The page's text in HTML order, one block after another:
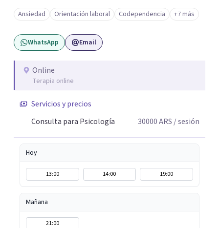
cognitivo-conductual (TCC), combinando una escucha
profunda, empática y sin juicios, con herramientas con
herramientas psicológicas que ayudan a reconocer
patrones, resignificar experiencias y construir cambios
puedas no solo sentirte escuchado/a, sino también
comprender lo que te pasa, identificar patrones que
afrontarlo.
Ansiedad Orientación laboral Codependencia +7 más
WhatsApp Email
Online
Terapia online
Servicios y precios
Consulta para Psicología
30000ARS / sesión
Hoy
13:00 14:00 19:00
Mañana
21:00